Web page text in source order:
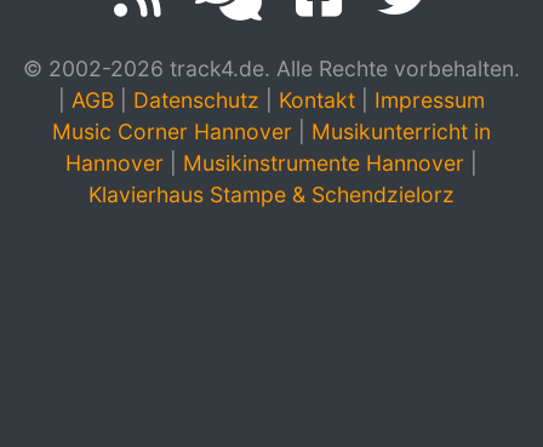
© 2002-2026 track4.de. Alle Rechte vorbehalten.
AGB Datenschutz Kontakt
Impressum
Music Corner Hannover
Musikunterricht in
Hannover
Musikinstrumente Hannover
Klavierhaus Stampe & Schendzielorz